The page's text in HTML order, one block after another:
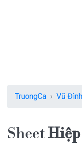
TruongCa Vũ
Sheet